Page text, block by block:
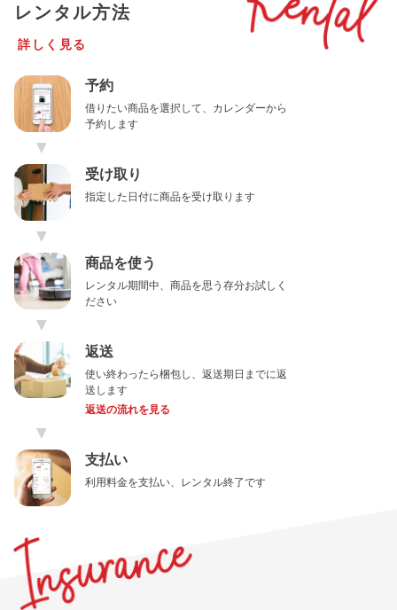
レンタル方法
詳しく見る
予約
借りたい商品を選択して、カレンダーから
予約します
▼
受け取り
指定した日付に商品を受け取ります
▼
商品を使う
レンタル期間中、商品を思う存分お試しく
ださい
▼
返送
使い終わったら梱包し、返送期日までに返
送します
返送の流れを見る
▼
支払い
利用料金を支払い、レンタル終了です